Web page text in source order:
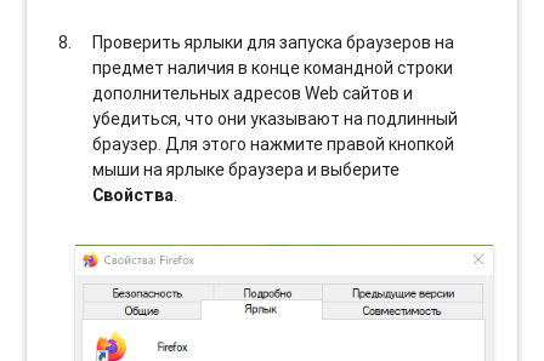
Проверить ярлыки для запуска браузеров на
предмет наличия в конце командной строки
дополнительных адресов Web сайтов и
убедиться, что они указывают на подлинный
браузер. Для этого нажмите правой кнопкой
мыши на ярлыке браузера и выберите
Свойства.